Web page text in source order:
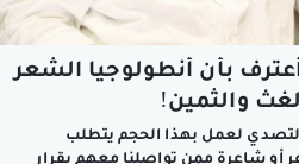
بأن أنطولوجيا الشعر
والثمين!
لعمل بهذا الحجم يتطلب